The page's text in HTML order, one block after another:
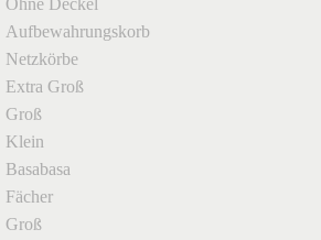
Aufbewahrungskorb
Netzkörbe
Extra Groß
Groß
Klein
Basabasa
Fächer
Groß